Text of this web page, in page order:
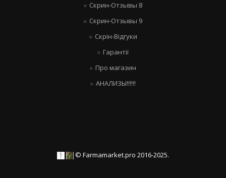
Скрин-Отзывы 8
Скрин-Отзывы 9
Скрін-Відгуки
Гарантії
Про магазин
АНАЛИЗЫ!!!!!!
© Farmamarket.pro 2016-2025.